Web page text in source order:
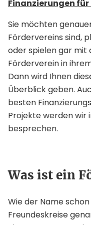
Finanzierungen
Sie möchten
Fördervereins sind,
oder spielen gar mit
Förderverein in
Dann wird Ihnen
Überblick geben.
besten
Projektewerden wir
besprechen.
Was ist ein
Wie der Name
Freundeskreise